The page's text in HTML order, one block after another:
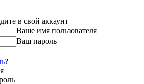
в свой аккаунт
Ваше имя пользователя
Ваш пароль